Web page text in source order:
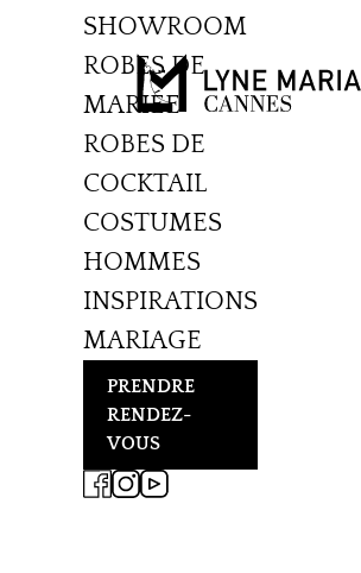
SHOWROOM
ROBES DE
MARIÉE
ROBES DE
COCKTAIL
COSTUMES
HOMMES
INSPIRATIONS
MARIAGE
PRENDRE
RENDEZ-
VOUS